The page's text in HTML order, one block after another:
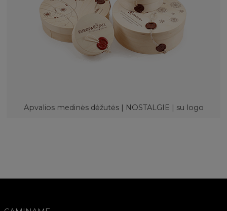
Apvalios medinės dėžutės | NOSTALGIE | su logo